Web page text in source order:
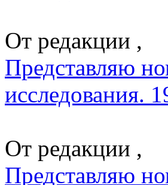
От редакции ,
Представляю
исследования.
От редакции ,
Представляю